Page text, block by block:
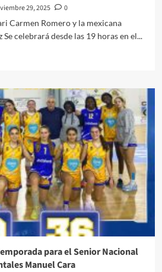
29, 2025
0
Carmen Romero y la mexicana
Se celebrará desde las 19 horas en el...
para el Senior Nacional
Manuel Cara